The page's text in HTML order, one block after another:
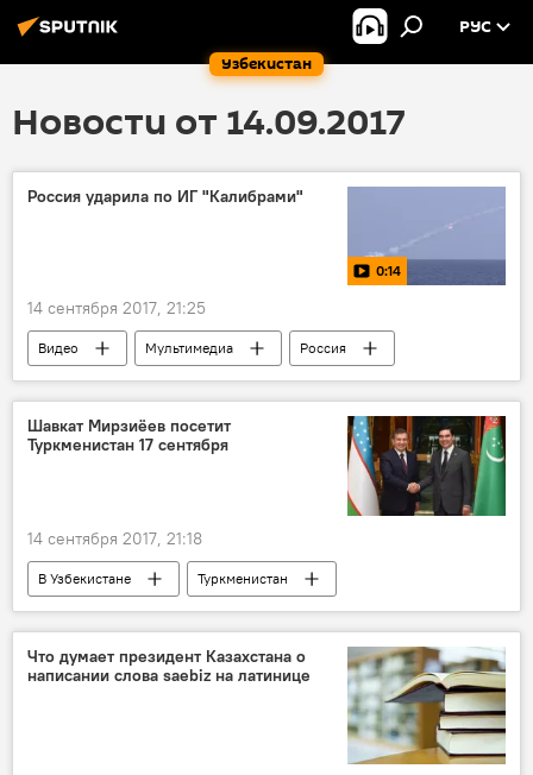
Узбекистан
РУС
Новости от 14.09.2017
Россия ударила по ИГ "Калибрами"
0:14
14 сентября 2017, 21:25
Видео Мультимедиа
Россия
Сирия
ИГИЛ
Шавкат Мирзиёев посетит
Туркменистан 17 сентября
14 сентября 2017, 21:18
В Узбекистане
Туркменистан
Ашхабад
Шавкат Мирзиёев
Гурбангулы Бердымухамедов
Политика
Что думает президент Казахстана о
написании слова saebiz на латинице